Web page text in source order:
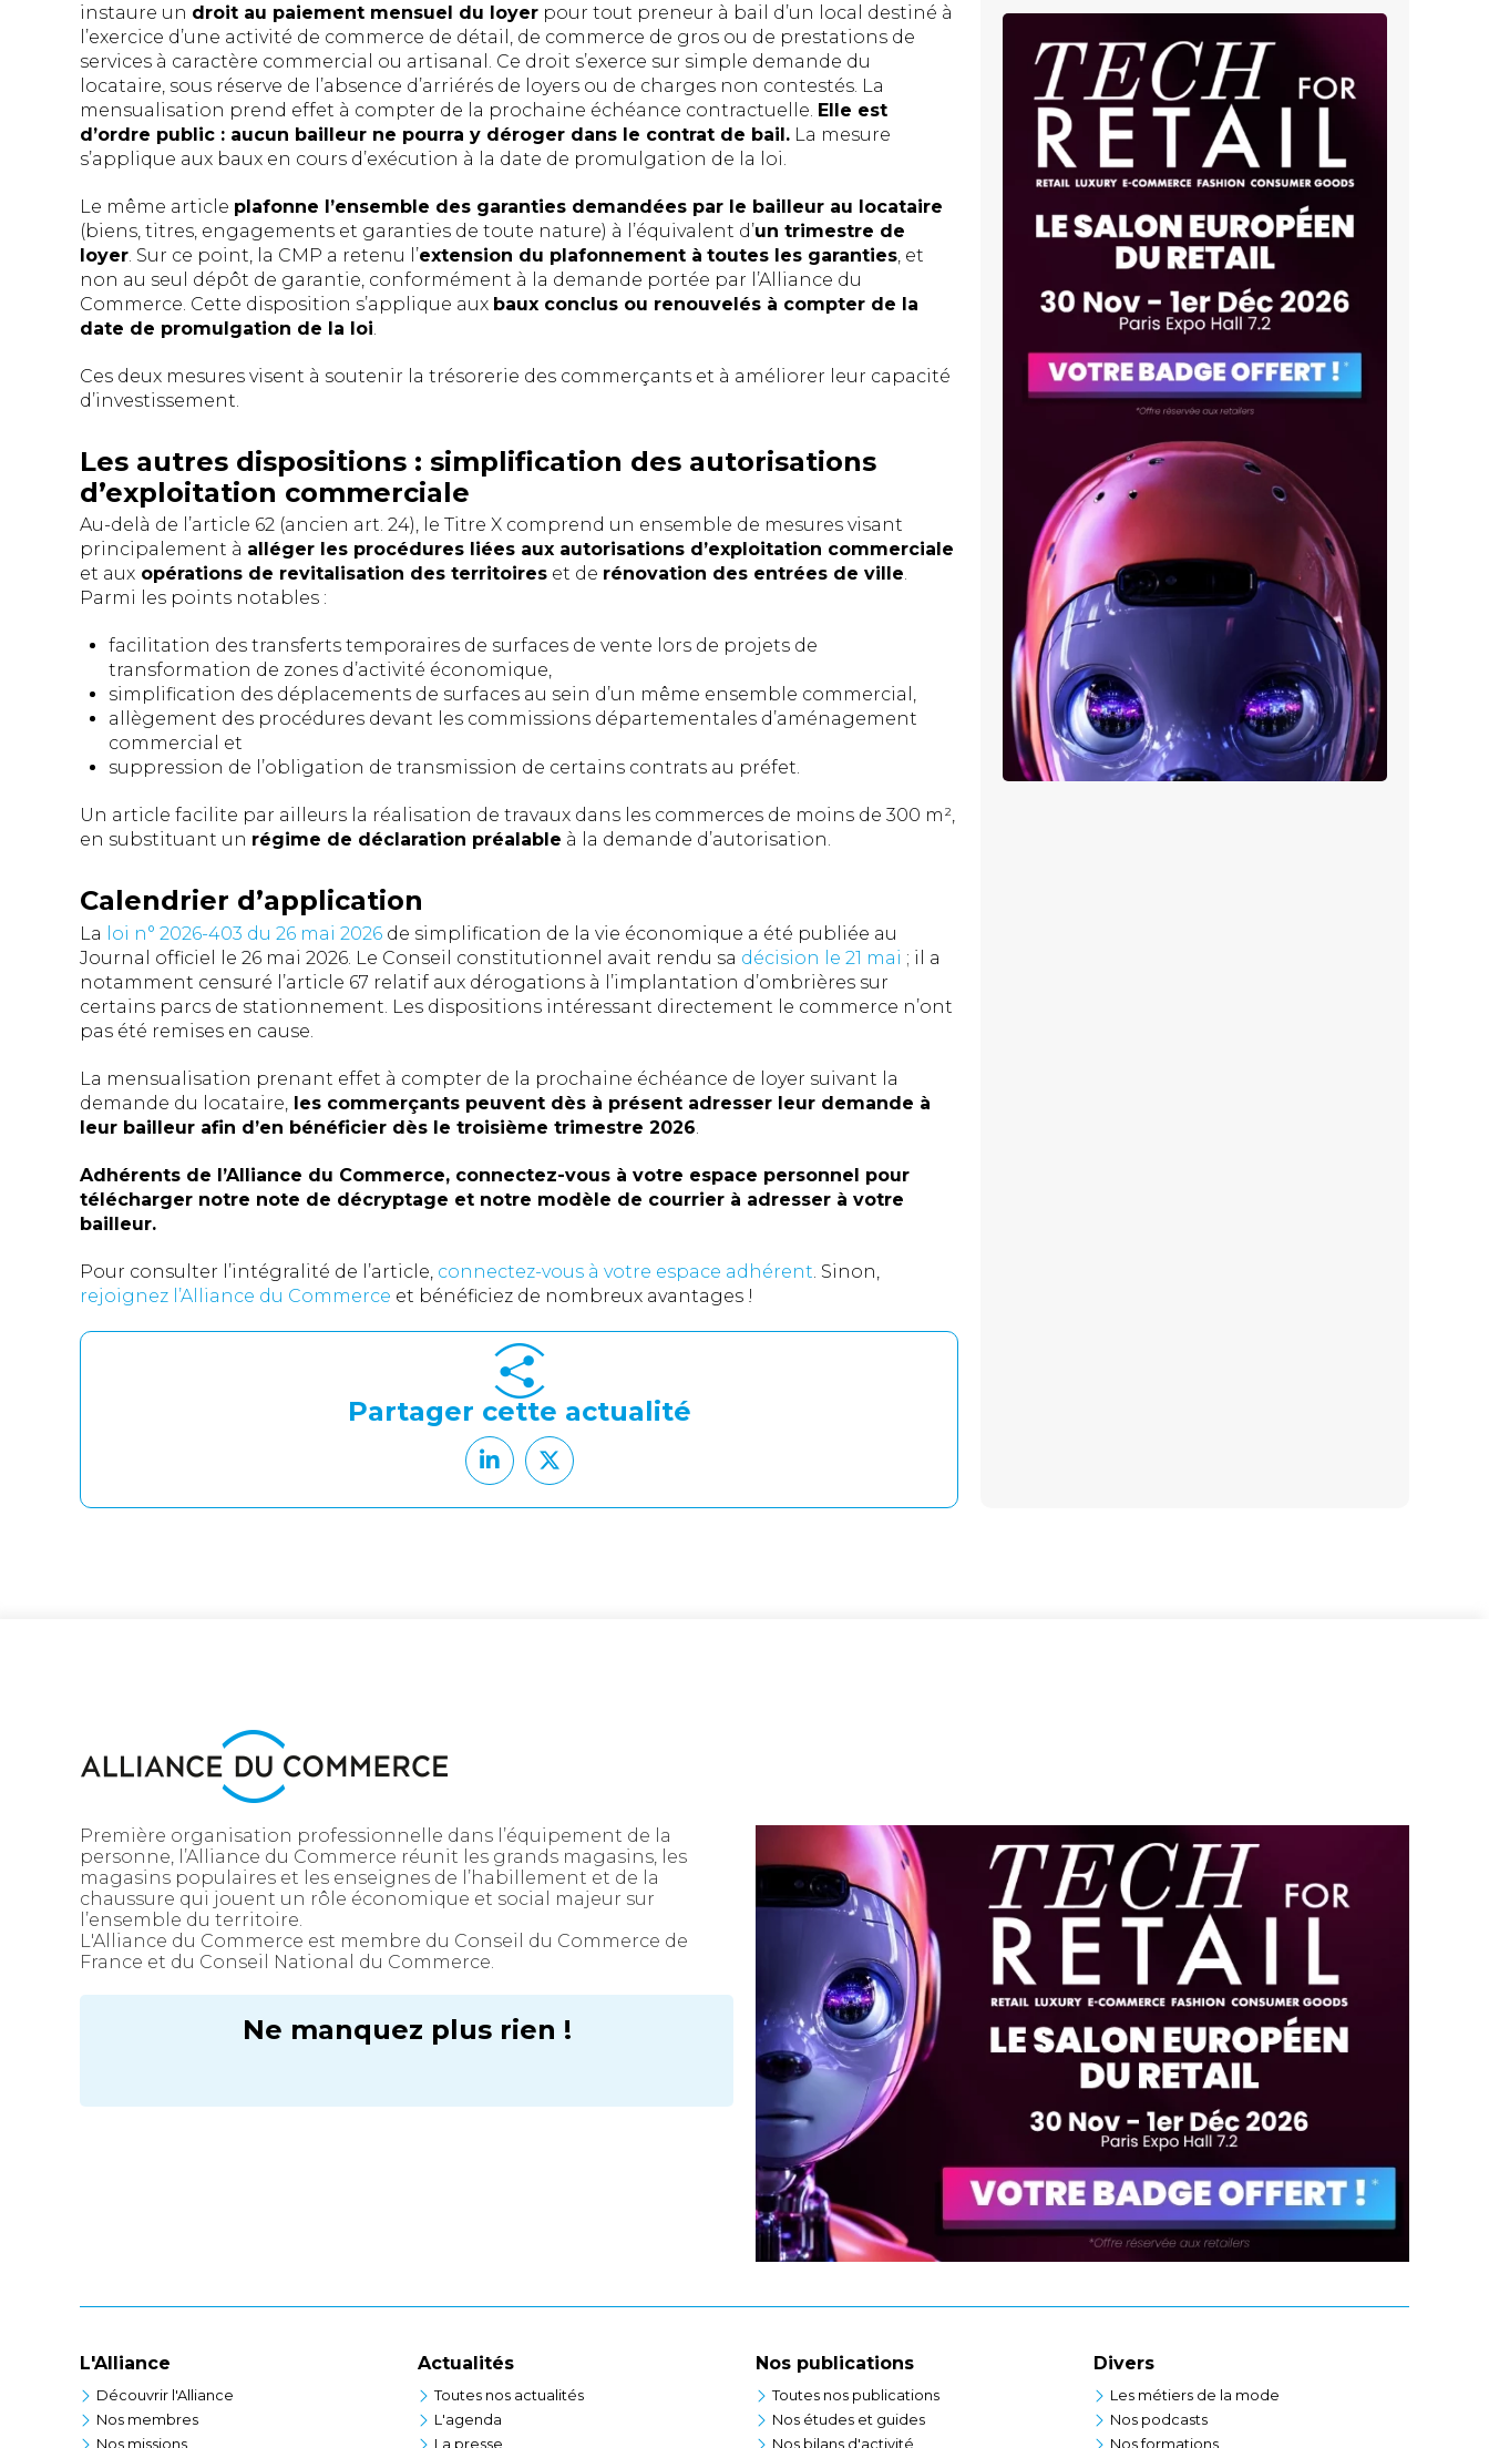
instaure un droit au paiement mensuel du loyer pour tout preneur à bail d’un local destiné à
l’exercice d’une activité de commerce de détail, de commerce de gros ou de prestations de
services à caractère commercial ou artisanal. Ce droit s’exerce sur simple demande du
locataire, sous réserve de l’absence d’arriérés de loyers ou de charges non contestés. La
mensualisation prend effet à compter de la prochaine échéance contractuelle. Elle est
d’ordre public : aucun bailleur ne pourra y déroger dans le contrat de bail. La mesure
s’applique aux baux en cours d’exécution à la date de promulgation de la loi.
Le même article plafonne l’ensemble des garanties demandées par le bailleur au locataire
(biens, titres, engagements et garanties de toute nature) à l’équivalent d’un trimestre de
loyer . Sur ce point, la CMP a retenu l’extension du plafonnement à toutes les garanties , et
non au seul dépôt de garantie, conformément à la demande portée par l’Alliance du
Commerce. Cette disposition s’applique aux baux conclus ou renouvelés à compter de la
date de promulgation de la loi
Ces deux mesures visent à soutenir la trésorerie des commerçants et à améliorer leur capacité
d’investissement.
Les autres dispositions : simplification des autorisations
d’exploitation commerciale
Au-delà de l’article 62 (ancien art. 24), le Titre X comprend un ensemble de mesures visant
principalement à alléger les procédures liées aux autorisations d’exploitation commerciale
et aux opérations de revitalisation des territoires et de rénovation des entrées de ville.
Parmi les points notables :
facilitation des transferts temporaires de surfaces de vente lors de projets de
transformation de zones d’activité économique,
simplification des déplacements de surfaces au sein d’un même ensemble commercial,
allègement des procédures devant les commissions départementales d’aménagement
commercial et
suppression de l’obligation de transmission de certains contrats au préfet.
Un article facilite par ailleurs la réalisation de travaux dans les commerces de moins de 300 m²,
en substituant un régime de déclaration préalable à la demande d’autorisation.
Calendrier d’application
La loi n° 2026-403 du 26 mai 2026 de simplification de la vie économique a été publiée au
Journal officiel le 26 mai 2026. Le Conseil constitutionnel avait rendu sa décision le 21 mai ; il a
notamment censuré l’article 67 relatif aux dérogations à l’implantation d’ombrières sur
certains parcs de stationnement. Les dispositions intéressant directement le commerce n’ont
pas été remises en cause.
La mensualisation prenant effet à compter de la prochaine échéance de loyer suivant la
demande du locataire, les commerçants peuvent dès à présent adresser leur demande à
leur bailleur afin d’en bénéficier dès le troisième trimestre 2026.
Adhérents de l’Alliance du Commerce, connectez-vous à votre espace personnel pour
télécharger notre note de décryptage et notre modèle de courrier à adresser à votre
bailleur.
Pour consulter l’intégralité de l’article, connectez-vous à votre espace adhérent. Sinon,
rejoignez l’Alliance du Commerce et bénéficiez de nombreux avantages !
Partager cette actualité
Première organisation professionnelle dans l’équipement de la
personne, l’Alliance du Commerce réunit les grands magasins, les
magasins populaires et les enseignes de l’habillement et de la
chaussure qui jouent un rôle économique et social majeur sur
l’ensemble du territoire.
L'Alliance du Commerce est membre du Conseil du Commerce de
France et du Conseil National du Commerce.
Ne manquez plus rien !
L'Alliance
Découvrir l'Alliance
Nos membres
Nos missions
Actualités
Toutes nos actualités
L'agenda
La presse
Nos publications
Toutes nos publications
Nos études et guides
Nos bilans d'activité
Divers
Les métiers de la mode
Nos podcasts
Nos formations